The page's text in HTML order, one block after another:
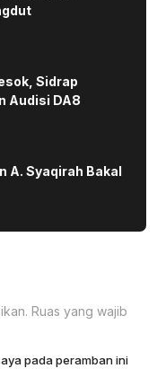
Sidrap
Audisi DA8
A. Syaqirah Bakal
Ruas yang wajib
pada peramban ini